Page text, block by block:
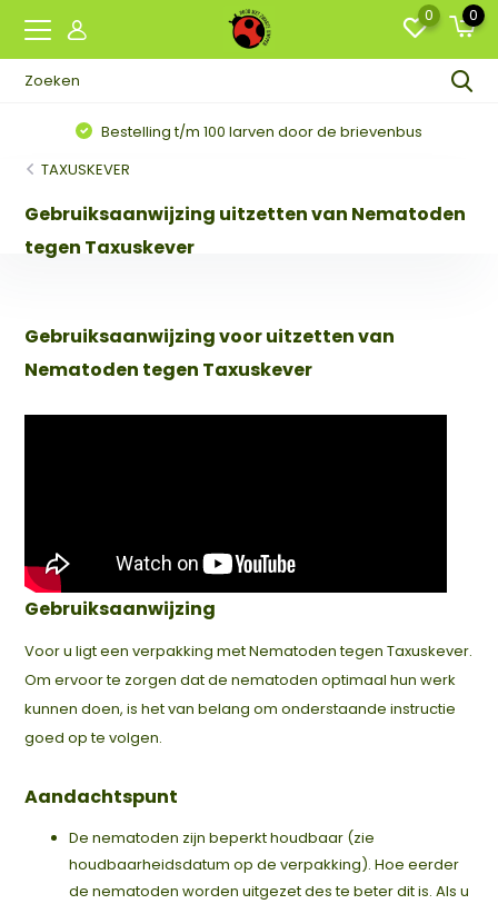
0 0
Bestelling t/m 100 larven door de brievenbus
TAXUSKEVER
Gebruiksaanwijzing uitzetten van Nematoden
tegen Taxuskever
Gebruiksaanwijzing voor uitzetten van
Nematoden tegen Taxuskever
Gebruiksaanwijzing
Voor u ligt een verpakking met Nematoden tegen Taxuskever.
Om ervoor te zorgen dat de nematoden optimaal hun werk
kunnen doen, is het van belang om onderstaande instructie
goed op te volgen.
Aandachtspunt
De nematoden zijn beperkt houdbaar (zie
houdbaarheidsdatum op de verpakking). Hoe eerder
de nematoden worden uitgezet des te beter dit is. Als u